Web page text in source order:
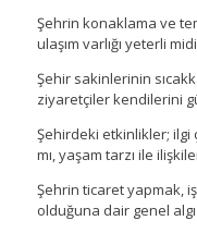
Şehrin konaklama ve
ulaşım varlığı yeterli
Şehir sakinlerinin
ziyaretçiler kendilerini
Şehirdeki etkinlikler;
mı, yaşam tarzı ile
Şehrin ticaret yapmak,
olduğuna dair genel